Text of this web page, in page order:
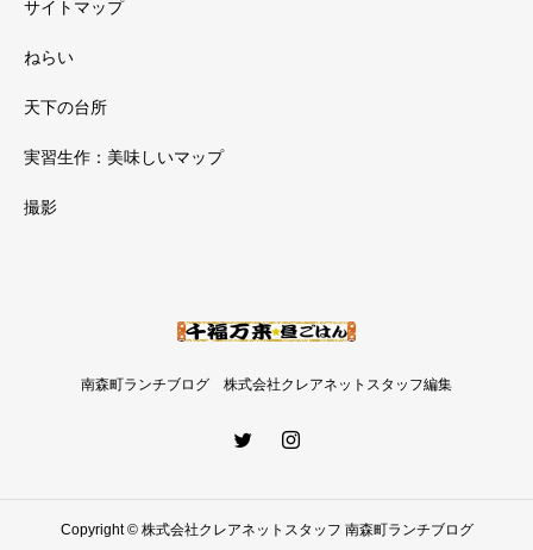
サイトマップ
ねらい
天下の台所
実習生作：美味しいマップ
撮影
南森町ランチブログ 株式会社クレアネットスタッフ編集
Copyright © 株式会社クレアネットスタッフ 南森町ランチブログ